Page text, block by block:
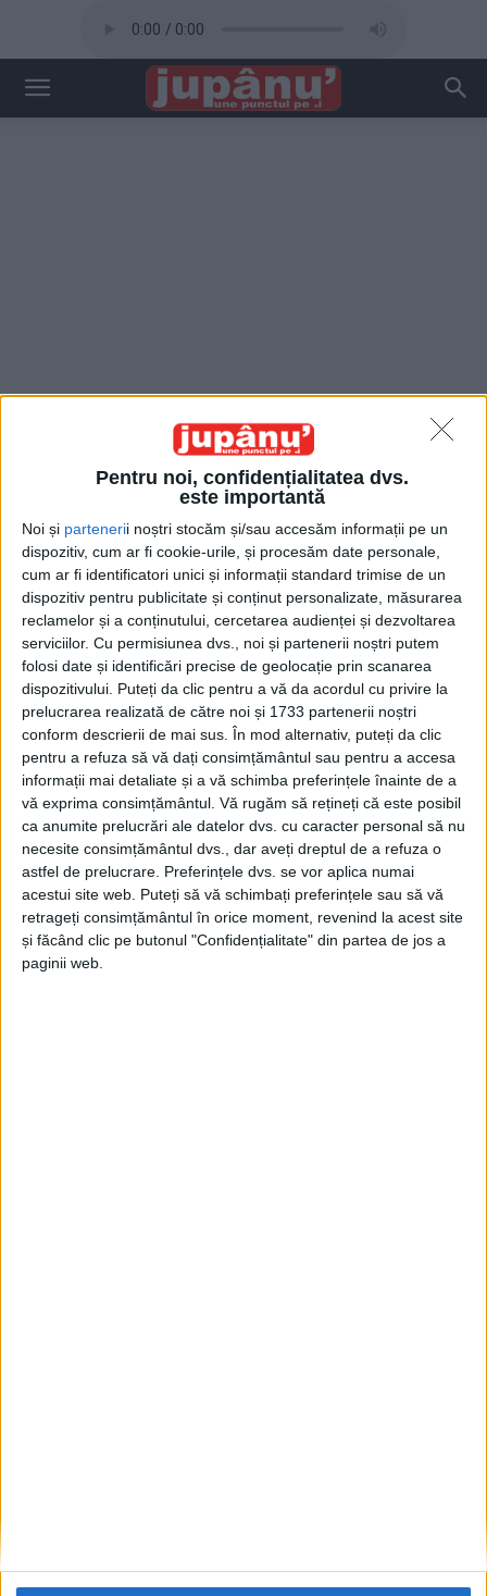
Pentru noi, confidențialitatea dvs.
este importantă
Noi și partenerii noștri stocăm și/sau accesăm informații pe un
dispozitiv, cum ar fi cookie-urile, și procesăm date personale,
cum ar fi identificatori unici și informații standard trimise de un
dispozitiv pentru publicitate și conținut personalizate, măsurarea
reclamelor și a conținutului, cercetarea audienței și dezvoltarea
serviciilor. Cu permisiunea dvs., noi și partenerii noștri putem
folosi date și identificări precise de geolocație prin scanarea
dispozitivului. Puteți da clic pentru a vă da acordul cu privire la
prelucrarea realizată de către noi și 1733 partenerii noștri
conform descrierii de mai sus. În mod alternativ, puteți da clic
pentru a refuza să vă dați consimțământul sau pentru a accesa
informații mai detaliate și a vă schimba preferințele înainte de a
vă exprima consimțământul. Vă rugăm să rețineți că este posibil
ca anumite prelucrări ale datelor dvs. cu caracter personal să nu
necesite consimțământul dvs., dar aveți dreptul de a refuza o
astfel de prelucrare. Preferințele dvs. se vor aplica numai
acestui site web. Puteți să vă schimbați preferințele sau să vă
retrageți consimțământul în orice moment, revenind la acest site
și făcând clic pe butonul "Confidențialitate" din partea de jos a
paginii web.
Acasă Etichete Sala Unirea
Etichetă: Sala Unirea
Sala tuturor